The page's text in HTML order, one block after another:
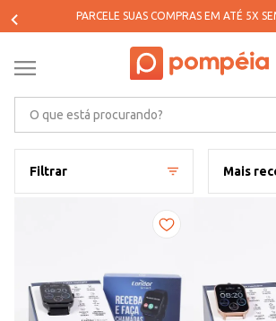
PARCELE SUAS COMPRAS EM ATÉ 5X
Filtrar Mais